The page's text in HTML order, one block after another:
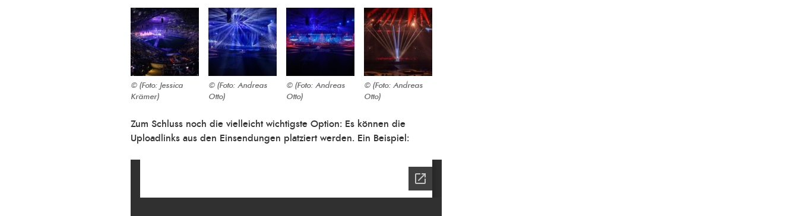
(Foto: Jessica
Krämer)
(Foto: Andreas
Otto)
(Foto: Andreas
Otto)
(Foto: Andreas
Otto)
Zum Schluss noch die vielleicht wichtigste Option: Es können die
Uploadlinks aus den Einsendungen platziert werden. Ein Beispiel: